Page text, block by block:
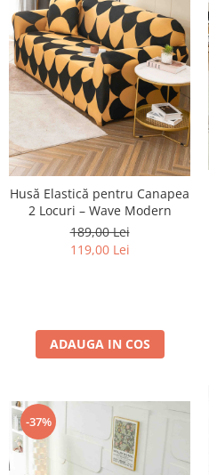
Husă Elastică pentru Canapea
2 Locuri – Wave Modern
189,00 Lei
119,00 Lei
ADAUGA IN COS
-37%